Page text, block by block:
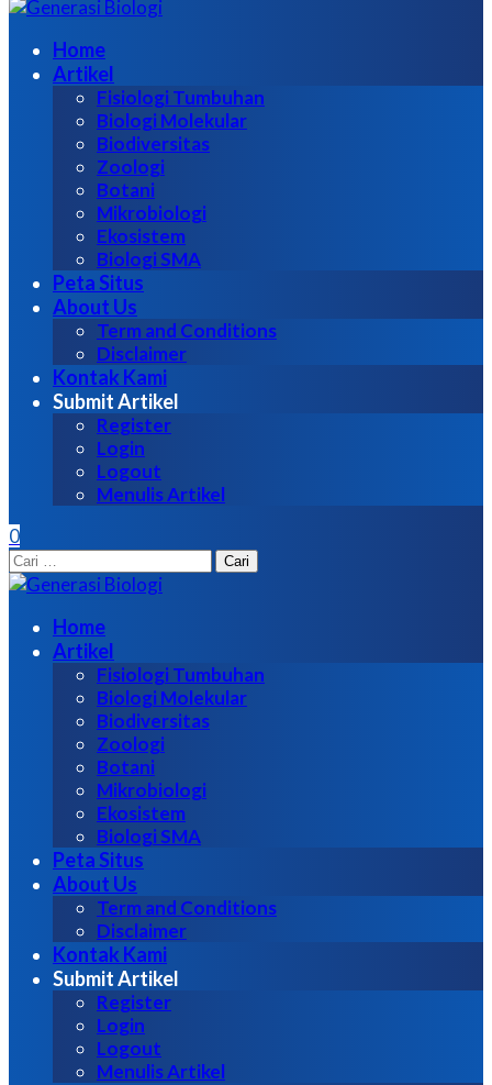
Home
Artikel
Fisiologi Tumbuhan
Biologi Molekular
Biodiversitas
Zoologi
Botani
Mikrobiologi
Ekosistem
Biologi SMA
Peta Situs
About Us
Term and Conditions
Disclaimer
Kontak Kami
Submit Artikel
Register
Login
Logout
Menulis Artikel
0
Cari
untuk:
Home
Artikel
Fisiologi Tumbuhan
Biologi Molekular
Biodiversitas
Zoologi
Botani
Mikrobiologi
Ekosistem
Biologi SMA
Peta Situs
About Us
Term and Conditions
Disclaimer
Kontak Kami
Submit Artikel
Register
Login
Logout
Menulis Artikel